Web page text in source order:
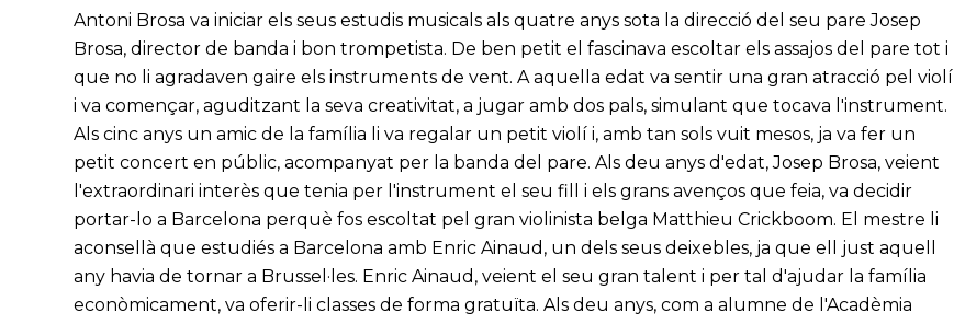
Antoni Brosa va iniciar els seus estudis musicals als quatre anys sota la direcció del seu pare Josep
Brosa, director de banda i bon trompetista. De ben petit el fascinava escoltar els assajos del pare tot i
que no li agradaven gaire els instruments de vent. A aquella edat va sentir una gran atracció pel violí
i va començar, aguditzant la seva creativitat, a jugar amb dos pals, simulant que tocava l'instrument.
Als cinc anys un amic de la família li va regalar un petit violí i, amb tan sols vuit mesos, ja va fer un
petit concert en públic, acompanyat per la banda del pare. Als deu anys d'edat, Josep Brosa, veient
l'extraordinari interès que tenia per l'instrument el seu fill i els grans avenços que feia, va decidir
portar-lo a Barcelona perquè fos escoltat pel gran violinista belga Matthieu Crickboom. El mestre li
aconsellà que estudiés a Barcelona amb Enric Ainaud, un dels seus deixebles, ja que ell just aquell
any havia de tornar a Brussel·les. Enric Ainaud, veient el seu gran talent i per tal d'ajudar la família
econòmicament, va oferir-li classes de forma gratuïta. Als deu anys, com a alumne de l'Acadèmia